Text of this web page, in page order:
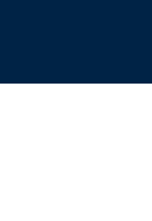
diskretionær konto, som